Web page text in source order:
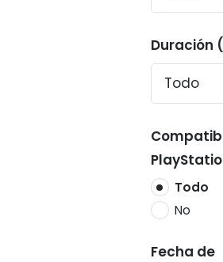
Duración
Todo
No
Fecha de